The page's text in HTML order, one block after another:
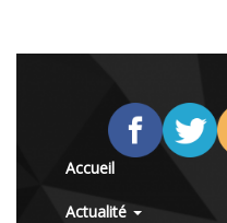
Accueil
Actualité